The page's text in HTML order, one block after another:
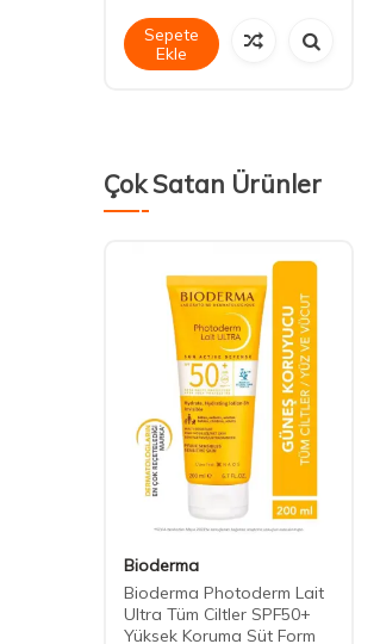
Sepete
Ekle
Çok Satan Ürünler
Bioderma
Bioderma Photoderm Lait
Ultra Tüm Ciltler SPF50+
Yüksek Koruma Süt Form